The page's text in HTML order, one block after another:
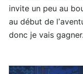
invite un peu au
au début de
donc je vais gagner.